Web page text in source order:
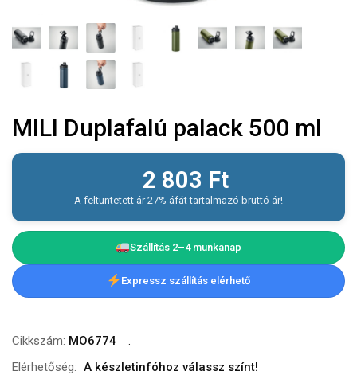
MILI Duplafalú palack 500 ml
2 803 Ft
A feltüntetett ár 27% áfát tartalmazó bruttó ár!
Szállítás 2–4 munkanap
Expressz szállítás elérhető
Cikkszám: MO6774
Elérhetőség: A készletinfóhoz válassz színt!